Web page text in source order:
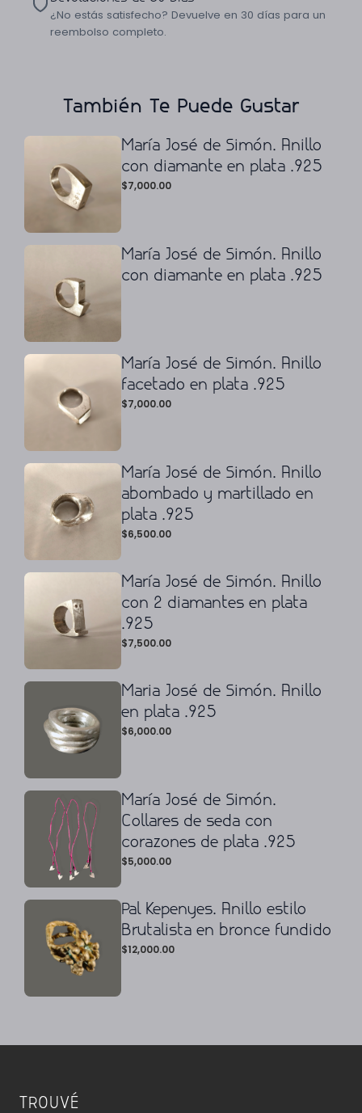
¿No estás satisfecho? Devuelve en 30 días para un
reembolso completo.
También Te Puede Gustar
María José de Simón. Anillo
con diamante en plata .925
$7,000.00
María José de Simón. Anillo
con diamante en plata .925
María José de Simón. Anillo
facetado en plata .925
$7,000.00
María José de Simón. Anillo
abombado y martillado en
plata .925
$6,500.00
María José de Simón. Anillo
con 2 diamantes en plata
.925
$7,500.00
Maria José de Simón. Anillo
en plata .925
$6,000.00
María José de Simón.
Collares de seda con
corazones de plata .925
$5,000.00
Pal Kepenyes. Anillo estilo
Brutalista en bronce fundido
$12,000.00
TROUVÉ